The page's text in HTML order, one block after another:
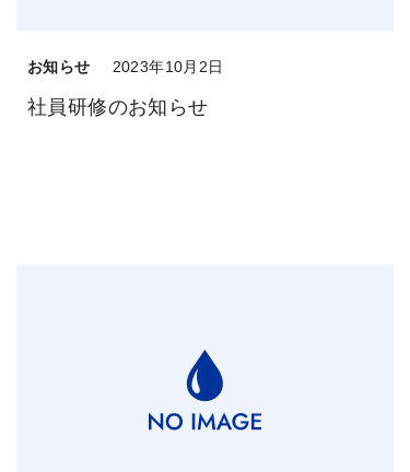
お知らせ 2023年10月2日
社員研修のお知らせ